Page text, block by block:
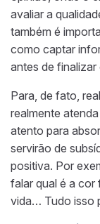
avaliar a
também é
como captar
antes de
Para, de fato,
realmente
atento para
servirão de
positiva. Por
falar qual é a cor
vida… Tudo isso